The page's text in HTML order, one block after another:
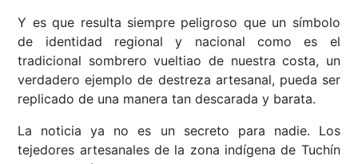
Y es que resulta siempre peligroso que un símbolo
de identidad regional y nacional como es el
tradicional sombrero vueltiao de nuestra costa, un
verdadero ejemplo de destreza artesanal, pueda ser
replicado de una manera tan descarada y barata.
La noticia ya no es un secreto para nadie. Los
tejedores artesanales de la zona indígena de Tuchín